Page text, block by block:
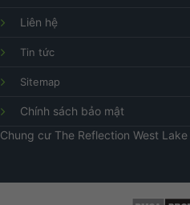
Liên hệ
Tin tức
Sitemap
Chính sách bảo mật
Chung cư The Reflection West Lake